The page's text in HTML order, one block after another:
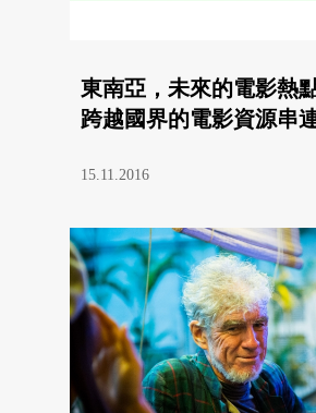
東南亞，未來的電影熱
跨越國界的電影資源串
15.11.2016